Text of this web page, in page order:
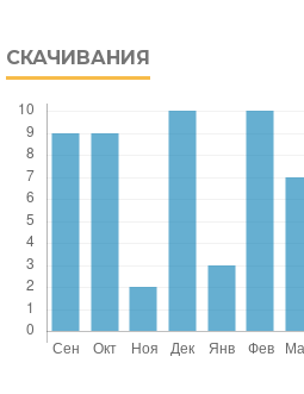
СКАЧИВАНИЯ